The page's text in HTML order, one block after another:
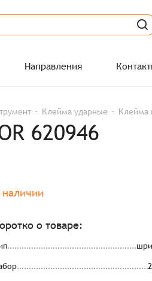
Направления
Клейма ударные Клейма
620946
наличии
о товаре: